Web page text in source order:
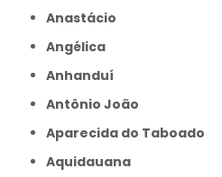
Anastácio
Angélica
Anhanduí
Antônio João
Aparecida do Taboado
Aquidauana